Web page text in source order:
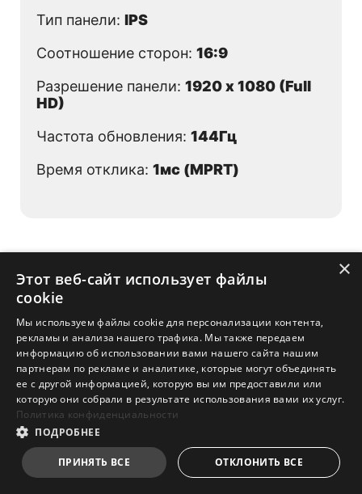
Тип панели: IPS
Соотношение сторон: 16:9
Разрешение панели: 1920 x 1080 (Full
HD)
Частота обновления: 144Гц
Время отклика: 1мс (MPRT)
×
Этот веб-сайт использует файлы
cookie
Мы используем файлы cookie для персонализации контента,
рекламы и анализа нашего трафика. Мы также передаем
информацию об использовании вами нашего сайта нашим
партнерам по рекламе и аналитике, которые могут объединять
ее с другой информацией, которую вы им предоставили или
которую они собрали в результате использования вами их услуг.
Политика конфиденциальности
ПОДРОБНЕЕ
ПРИНЯТЬ ВСЕ ОТКЛОНИТЬ ВСЕ